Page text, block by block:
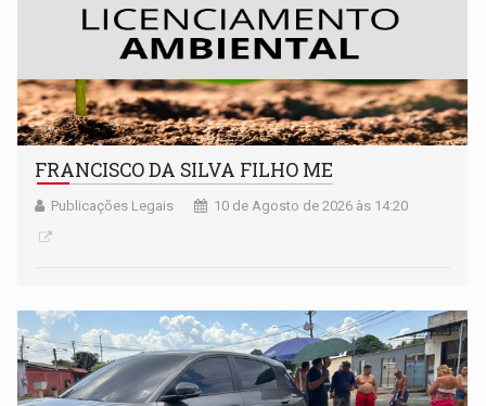
FRANCISCO DA SILVA FILHO ME
Publicações Legais 10 de Agosto de 2026 às 14:20